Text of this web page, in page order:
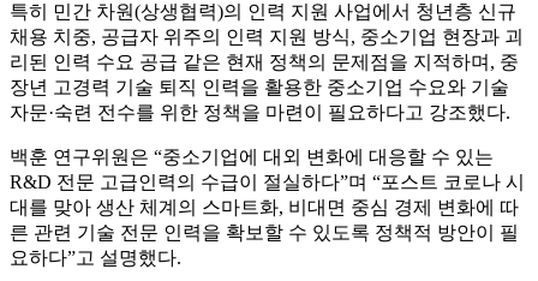
특히 민간 차원(상생협력)의 인력 지원 사업에서 청년층 신규
채용 치중, 공급자 위주의 인력 지원 방식, 중소기업 현장과 괴
리된 인력 수요 공급 같은 현재 정책의 문제점을 지적하며, 중
장년 고경력 기술 퇴직 인력을 활용한 중소기업 수요와 기술
자문·숙련 전수를 위한 정책을 마련이 필요하다고 강조했다.
백훈 연구위원은 “중소기업에 대외 변화에 대응할 수 있는
R&D 전문 고급인력의 수급이 절실하다”며 “포스트 코로나 시
대를 맞아 생산 체계의 스마트화, 비대면 중심 경제 변화에 따
른 관련 기술 전문 인력을 확보할 수 있도록 정책적 방안이 필
요하다”고 설명했다.